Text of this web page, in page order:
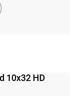
10x32 HD